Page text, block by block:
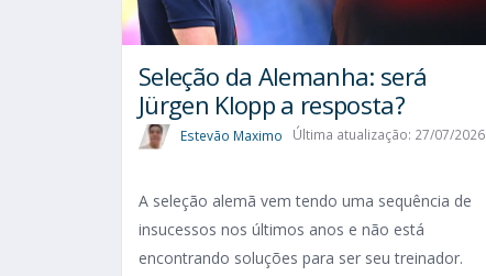
Seleção da Alemanha: será
Jürgen Klopp a resposta?
Estevão Maximo Última atualização: 27/07/2026
A seleção alemã vem tendo uma sequência de
insucessos nos últimos anos e não está
encontrando soluções para ser seu treinador.